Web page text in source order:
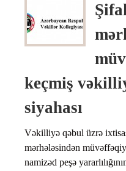
keçmiş
siyahası
Vəkilliyə qəbul üzrə
mərhələsindən
namizəd peşə